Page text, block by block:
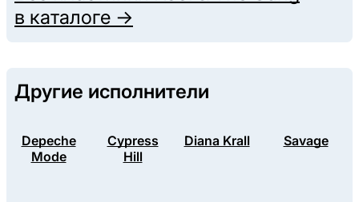
в каталоге →
Другие исполнители
Depeche
Mode
Cypress
Hill
Diana Krall Savage